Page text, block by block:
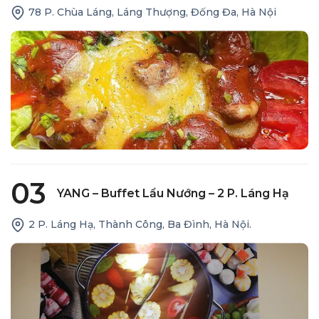
78 P. Chùa Láng, Láng Thượng, Đống Đa, Hà Nội
03 YANG – Buffet Lẩu Nướng – 2 P. Láng Hạ
2 P. Láng Hạ, Thành Công, Ba Đình, Hà Nội.